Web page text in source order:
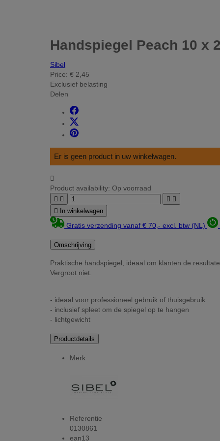
Handspiegel Peach 10 x
Sibel
Price: € 2,45
Exclusief belasting
Delen
Er is geen product in uw winkelwagen.

Product availability: Op voorraad
   
 In winkelwagen
Gratis verzending vanaf € 70,- excl. btw (NL)
Omschrijving
Praktische handspiegel, ideaal om klanten de
Vergroot niet.
- ideaal voor professioneel gebruik of thuisgebruik
- inclusief spleet om de spiegel op te hangen
- lichtgewicht
Productdetails
Merk
Referentie
0130861
ean13